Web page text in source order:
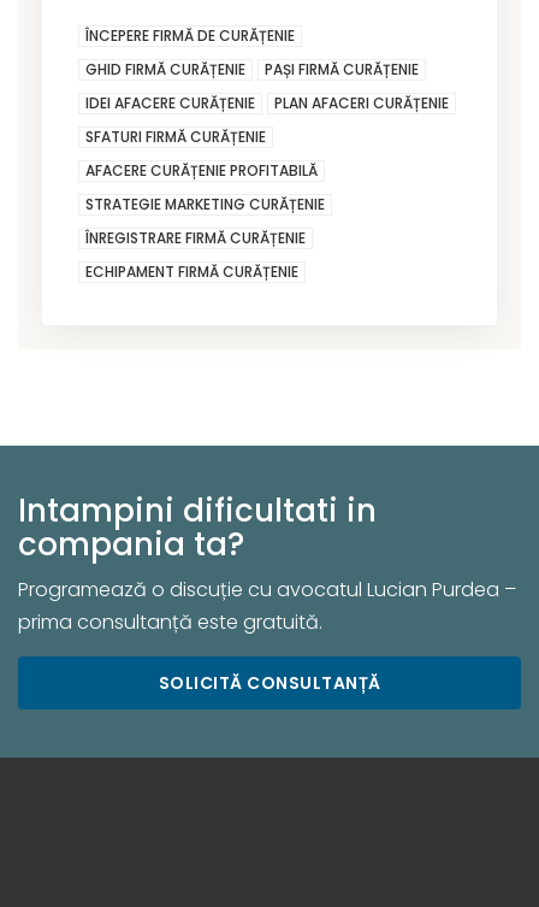
ÎNCEPERE FIRMĂ DE CURĂȚENIE
GHID FIRMĂ CURĂȚENIE
PAȘI FIRMĂ CURĂȚENIE
IDEI AFACERE CURĂȚENIE
PLAN AFACERI CURĂȚENIE
SFATURI FIRMĂ CURĂȚENIE
AFACERE CURĂȚENIE PROFITABILĂ
STRATEGIE MARKETING CURĂȚENIE
ÎNREGISTRARE FIRMĂ CURĂȚENIE
ECHIPAMENT FIRMĂ CURĂȚENIE
Intampini dificultati in
compania ta?
Programează o discuție cu avocatul Lucian Purdea –
prima consultanță este gratuită.
SOLICITĂ CONSULTANȚĂ